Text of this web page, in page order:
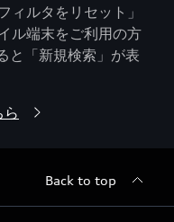
ィルタをリセット」
ル端末をご利用の方
と「新規検索」が表
Back to top